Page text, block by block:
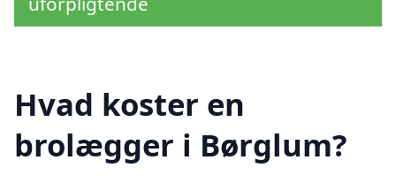
Hvad koster en
brolægger i Børglum?